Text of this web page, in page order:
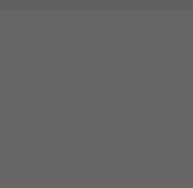
delle